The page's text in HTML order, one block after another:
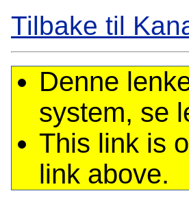
Tilbake til
Denne
system, se
This link is
link above.